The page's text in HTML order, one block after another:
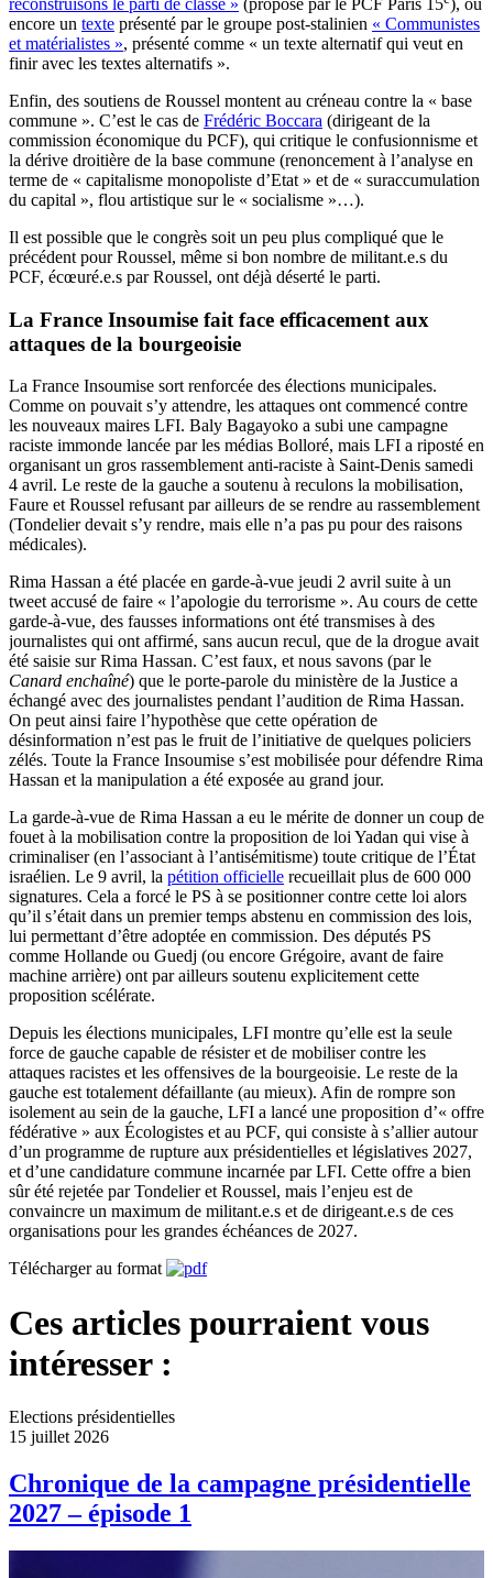
encore un texte présenté par le groupe post-stalinien « Communistes
et matérialistes », présenté comme « un texte alternatif qui veut en
finir avec les textes alternatifs ».
Enfin, des soutiens de Roussel montent au créneau contre la « base
commune ». C’est le cas de Frédéric Boccara (dirigeant de la
commission économique du PCF), qui critique le confusionnisme et
la dérive droitière de la base commune (renoncement à l’analyse en
terme de « capitalisme monopoliste d’Etat » et de « suraccumulation
du capital », flou artistique sur le « socialisme »…).
Il est possible que le congrès soit un peu plus compliqué que le
précédent pour Roussel, même si bon nombre de militant.e.s du
PCF, écœuré.e.s par Roussel, ont déjà déserté le parti.
La France Insoumise fait face efficacement aux
attaques de la bourgeoisie
La France Insoumise sort renforcée des élections municipales.
Comme on pouvait s’y attendre, les attaques ont commencé contre
les nouveaux maires LFI. Baly Bagayoko a subi une campagne
raciste immonde lancée par les médias Bolloré, mais LFI a riposté en
organisant un gros rassemblement anti-raciste à Saint-Denis samedi
4 avril. Le reste de la gauche a soutenu à reculons la mobilisation,
Faure et Roussel refusant par ailleurs de se rendre au rassemblement
(Tondelier devait s’y rendre, mais elle n’a pas pu pour des raisons
médicales).
Rima Hassan a été placée en garde-à-vue jeudi 2 avril suite à un
tweet accusé de faire « l’apologie du terrorisme ». Au cours de cette
garde-à-vue, des fausses informations ont été transmises à des
journalistes qui ont affirmé, sans aucun recul, que de la drogue avait
été saisie sur Rima Hassan. C’est faux, et nous savons (par le
Canard enchaîné) que le porte-parole du ministère de la Justice a
échangé avec des journalistes pendant l’audition de Rima Hassan.
On peut ainsi faire l’hypothèse que cette opération de
désinformation n’est pas le fruit de l’initiative de quelques policiers
zélés. Toute la France Insoumise s’est mobilisée pour défendre Rima
Hassan et la manipulation a été exposée au grand jour.
La garde-à-vue de Rima Hassan a eu le mérite de donner un coup de
fouet à la mobilisation contre la proposition de loi Yadan qui vise à
criminaliser (en l’associant à l’antisémitisme) toute critique de l’État
israélien. Le 9 avril, la pétition officielle recueillait plus de 600 000
signatures. Cela a forcé le PS à se positionner contre cette loi alors
qu’il s’était dans un premier temps abstenu en commission des lois,
lui permettant d’être adoptée en commission. Des députés PS
comme Hollande ou Guedj (ou encore Grégoire, avant de faire
machine arrière) ont par ailleurs soutenu explicitement cette
proposition scélérate.
Depuis les élections municipales, LFI montre qu’elle est la seule
force de gauche capable de résister et de mobiliser contre les
attaques racistes et les offensives de la bourgeoisie. Le reste de la
gauche est totalement défaillante (au mieux). Afin de rompre son
isolement au sein de la gauche, LFI a lancé une proposition d’« offre
fédérative » aux Écologistes et au PCF, qui consiste à s’allier autour
d’un programme de rupture aux présidentielles et législatives 2027,
et d’une candidature commune incarnée par LFI. Cette offre a bien
sûr été rejetée par Tondelier et Roussel, mais l’enjeu est de
convaincre un maximum de militant.e.s et de dirigeant.e.s de ces
organisations pour les grandes échéances de 2027.
Télécharger au format
Ces articles pourraient vous
intéresser :
Elections présidentielles
15 juillet 2026
Chronique de la campagne présidentielle
2027 – épisode 1